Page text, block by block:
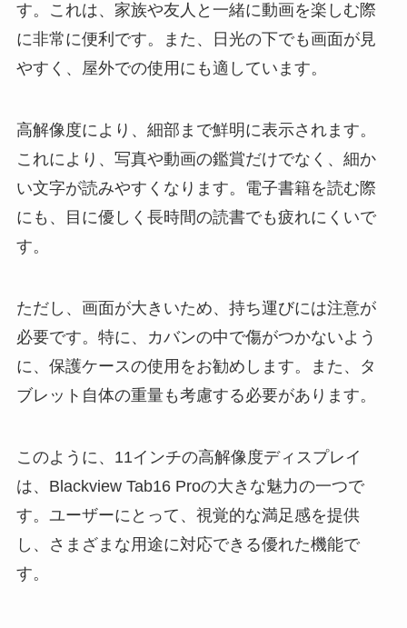
す。これは、家族や友人と一緒に動画を楽しむ際
に非常に便利です。また、日光の下でも画面が見
やすく、屋外での使用にも適しています。
高解像度により、細部まで鮮明に表示されます。
これにより、写真や動画の鑑賞だけでなく、細か
い文字が読みやすくなります。電子書籍を読む際
にも、目に優しく長時間の読書でも疲れにくいで
す。
ただし、画面が大きいため、持ち運びには注意が
必要です。特に、カバンの中で傷がつかないよう
に、保護ケースの使用をお勧めします。また、タ
ブレット自体の重量も考慮する必要があります。
このように、11インチの高解像度ディスプレイ
は、Blackview Tab16 Proの大きな魅力の一つで
す。ユーザーにとって、視覚的な満足感を提供
し、さまざまな用途に対応できる優れた機能で
す。